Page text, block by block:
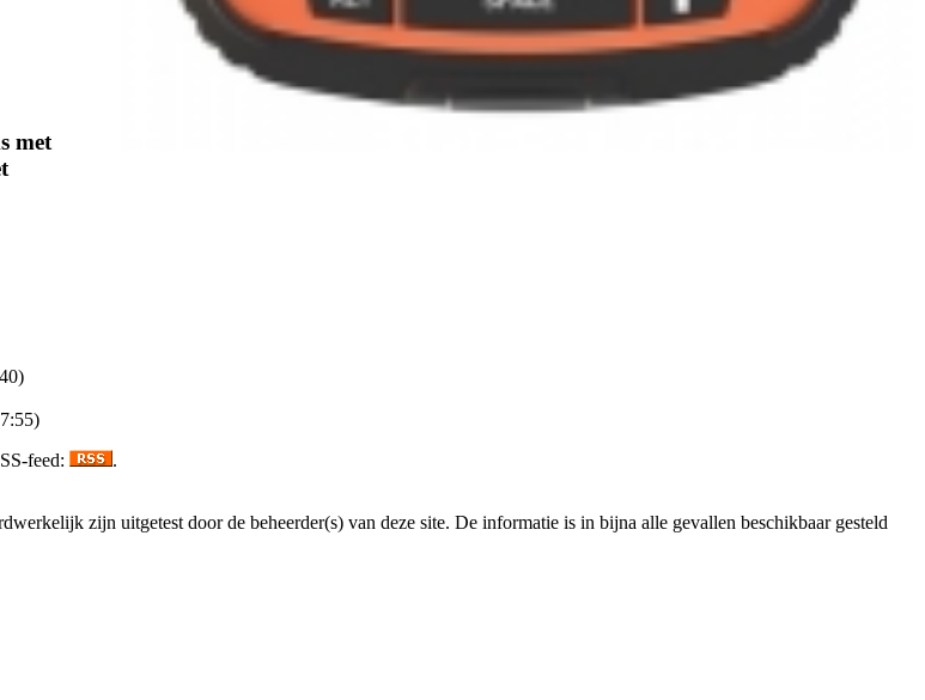
met
feed:
.
zijn uitgetest door de beheerder(s) van deze site. De informatie is in bijna alle gevallen beschikbaar gesteld